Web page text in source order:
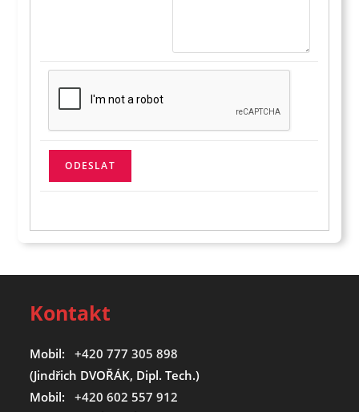
Kontakt
Mobil:+420 777 305 898
(Jindřich DVOŘÁK, Dipl. Tech.)
Mobil:+420 602 557 912